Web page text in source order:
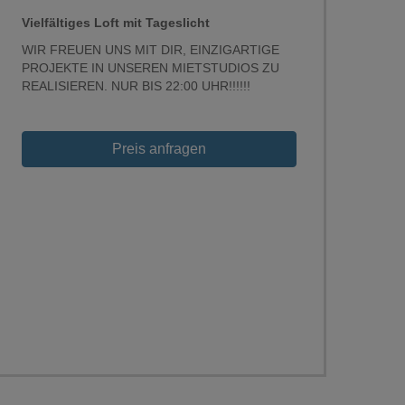
Vielfältiges Loft mit Tageslicht
WIR FREUEN UNS MIT DIR, EINZIGARTIGE
PROJEKTE IN UNSEREN MIETSTUDIOS ZU
REALISIEREN. NUR BIS 22:00 UHR!!!!!!
Preis anfragen